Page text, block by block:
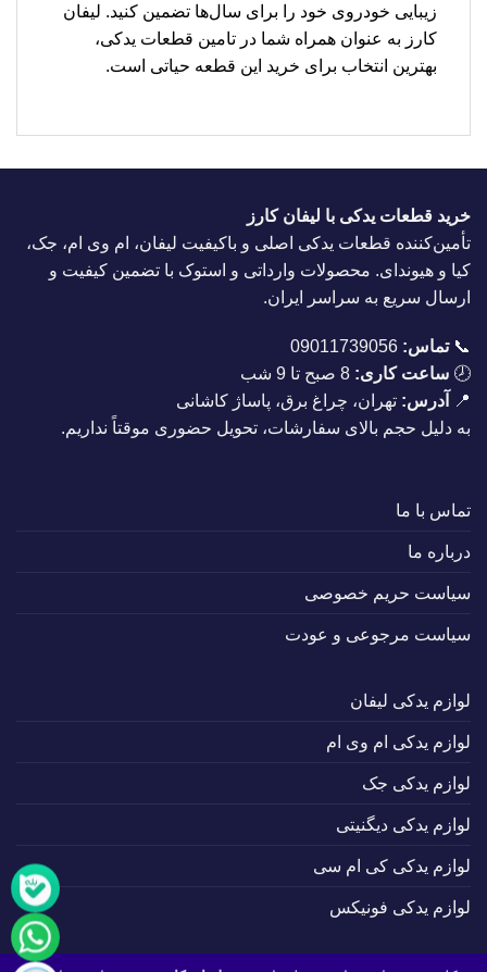
زیبایی خودروی خود را برای سال‌ها تضمین کنید. لیفان
کارز به عنوان همراه شما در تامین قطعات یدکی،
بهترین انتخاب برای خرید این قطعه حیاتی است.
خرید قطعات یدکی با لیفان کارز
تأمین‌کننده قطعات یدکی اصلی و باکیفیت لیفان، ام وی ام، جک،
کیا و هیوندای. محصولات وارداتی و استوک با تضمین کیفیت و
ارسال سریع به سراسر ایران.
📞تماس: 09011739056
🕗 ساعت کاری:
📍
آدرس: تهران، چراغ برق، پاساژ کاشانی
به دلیل حجم بالای سفارشات، تحویل حضوری موقتاً نداریم.
تماس با ما
درباره ما
سیاست حریم خصوصی
سیاست مرجوعی و عودت
لوازم یدکی لیفان
لوازم یدکی ام وی ام
لوازم یدکی جک
لوازم یدکی دیگنیتی
لوازم یدکی کی ام سی
لوازم یدکی فونیکس